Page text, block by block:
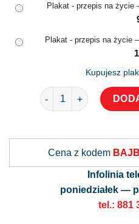
Plakat - przepis na życie
Plakat - przepis na życie
Kupujesz
ilość Plakat - przepis
Cena z kodem
Infolinia
poniedziałek —
tel.: 881